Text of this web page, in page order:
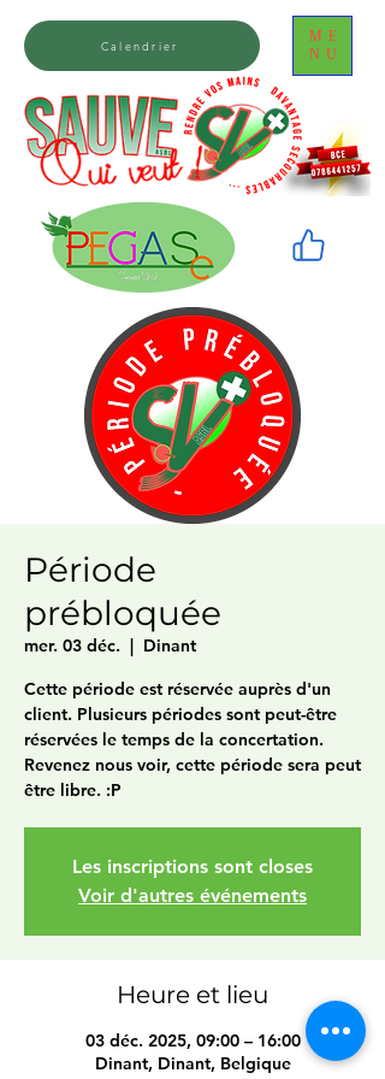
ME
NU
Calendrier
Période
prébloquée
mer. 03 déc.
  |
Dinant
Cette période est réservée auprès d'un
client. Plusieurs périodes sont peut-être
réservées le temps de la concertation.
Revenez nous voir, cette période sera peut
être libre. :P
Les inscriptions sont closes
Voir d'autres événements
Heure et lieu
03 déc. 2025, 09:00 – 16:00
Dinant, Dinant, Belgique